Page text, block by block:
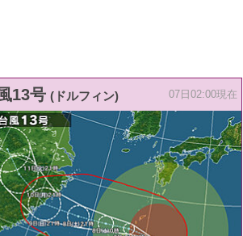
13号 (ドルフィン) 07日02:00現在